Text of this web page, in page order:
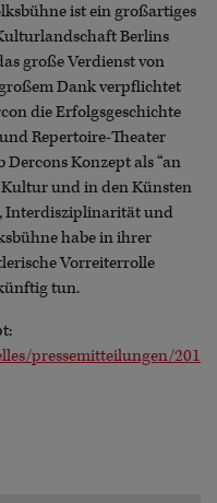
ist ein großartiges
Berlins
große Verdienst von
Dank verpflichtet
die Erfolgsgeschichte
Repertoire-Theater
Konzept als “an
und in den Künsten
Interdisziplinarität und
habe in ihrer
Vorreiterrolle
tun.
pressemitteilungen/201